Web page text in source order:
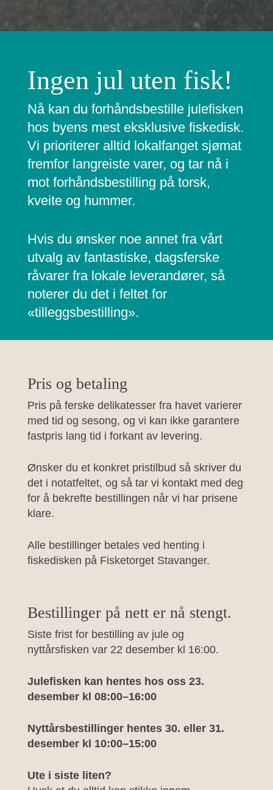
Ingen jul uten fisk!
Nå kan du forhåndsbestille julefisken
hos byens mest eksklusive fiskedisk.
Vi prioriterer alltid lokalfanget sjømat
fremfor langreiste varer, og tar nå i
mot forhåndsbestilling på torsk,
kveite og hummer.
Hvis du ønsker noe annet fra vårt
utvalg av fantastiske, dagsferske
råvarer fra lokale leverandører, så
noterer du det i feltet for
«tilleggsbestilling».
Pris og betaling
Pris på ferske delikatesser fra havet varierer
med tid og sesong, og vi kan ikke garantere
fastpris lang tid i forkant av levering.
Ønsker du et konkret pristilbud så skriver du
det i notatfeltet, og så tar vi kontakt med deg
for å bekrefte bestillingen når vi har prisene
klare.
Alle bestillinger betales ved henting i
fiskedisken på Fisketorget Stavanger.
Bestillinger på nett er nå stengt.
Siste frist for bestilling av jule og
nyttårsfisken var 22 desember kl 16:00.
Julefisken kan hentes hos oss 23.
desember kl 08:00–16:00
Nyttårsbestillinger hentes 30. eller 31.
desember kl 10:00–15:00
Ute i siste liten?